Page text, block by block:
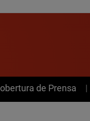
de Prensa